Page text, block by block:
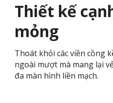
Thiết kế
mỏng
Thoát khỏi các viền cồng
ngoài mượt mà mang lại
đa màn hình liền mạch.